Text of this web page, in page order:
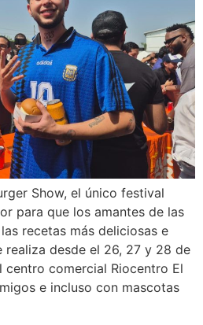
Show, el único festival
para que los amantes de las
recetas más deliciosas e
realiza desde el 26, 27 y 28 de
centro comercial Riocentro El
e incluso con mascotas